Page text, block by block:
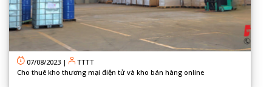
07/08/2023 |
TTTT
Cho thuê kho thương mại điện tử và kho bán hàng online